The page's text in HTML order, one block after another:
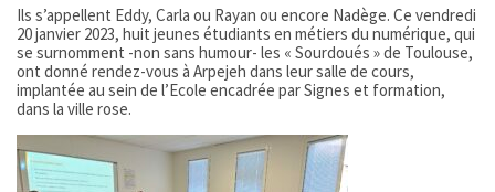
Ils s’appellent Eddy, Carla ou Rayan ou encore Nadège. Ce vendredi
20 janvier 2023, huit jeunes étudiants en métiers du numérique, qui
se surnomment -non sans humour- les « Sourdoués » de Toulouse,
ont donné rendez-vous à Arpejeh dans leur salle de cours,
implantée au sein de l’Ecole encadrée par Signes et formation,
dans la ville rose.